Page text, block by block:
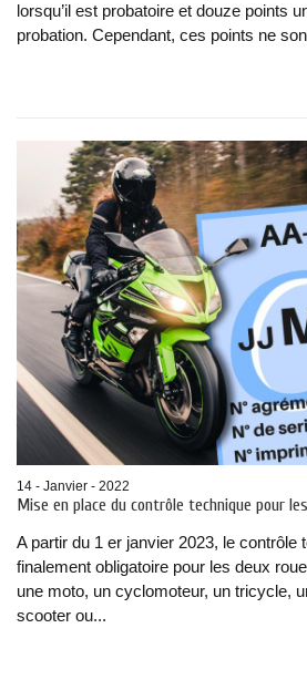
lorsqu’il est probatoire et douze points
probation. Cependant, ces points ne
14 - Janvier - 2022
Mise en place du contrôle technique pour
A partir du 1 er janvier 2023, le contrôle
finalement obligatoire pour les deux
une moto, un cyclomoteur, un tricycle,
scooter ou...